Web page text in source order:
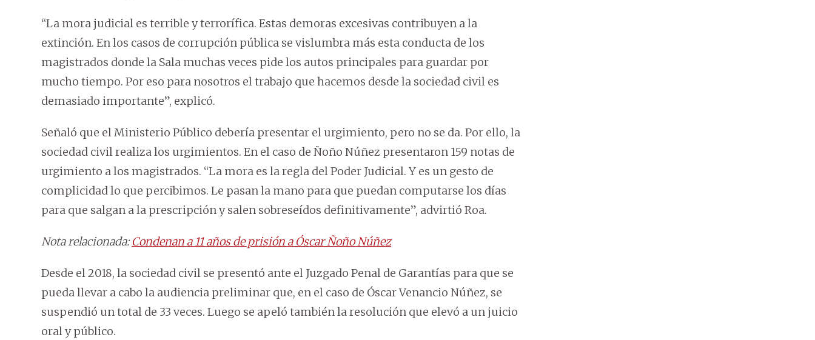
“La mora judicial es terrible y terrorífica. Estas demoras excesivas contribuyen a la
extinción. En los casos de corrupción pública se vislumbra más esta conducta de los
magistrados donde la Sala muchas veces pide los autos principales para guardar por
mucho tiempo. Por eso para nosotros el trabajo que hacemos desde la sociedad civil es
demasiado importante”, explicó.
Señaló que el Ministerio Público debería presentar el urgimiento, pero no se da. Por ello, la
sociedad civil realiza los urgimientos. En el caso de Ñoño Núñez presentaron 159 notas de
urgimiento a los magistrados. “La mora es la regla del Poder Judicial. Y es un gesto de
complicidad lo que percibimos. Le pasan la mano para que puedan computarse los días
para que salgan a la prescripción y salen sobreseídos definitivamente”, advirtió Roa.
Nota relacionada:Condenan a 11 años de prisión a Óscar Ñoño Núñez
Desde el 2018, la sociedad civil se presentó ante el Juzgado Penal de Garantías para que se
pueda llevar a cabo la audiencia preliminar que, en el caso de Óscar Venancio Núñez, se
suspendió un total de 33 veces. Luego se apeló también la resolución que elevó a un juicio
oral y público.